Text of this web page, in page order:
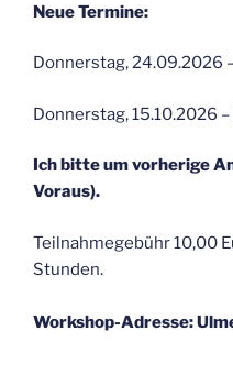
Neue Termine:
Donnerstag, 24.09.2026
Donnerstag, 15.10.2026
Ich bitte um vorherige
Voraus).
Teilnahmegebühr 10,00
Stunden.
Workshop-Adresse: